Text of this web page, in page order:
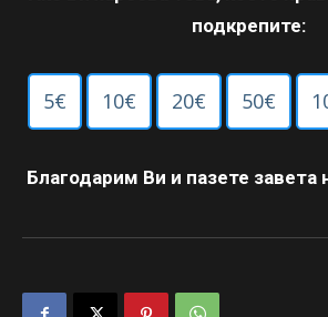
подкрепите:
5€ 10€ 20€ 50€
Благодарим Ви и пазете завета